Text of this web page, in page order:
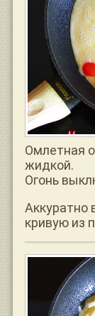
Омлетная
жидкой.
Огонь
Аккуратно
кривую из